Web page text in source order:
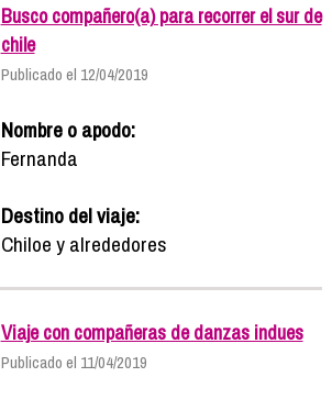
Busco compañero(a) para recorrer el sur de
chile
Publicado el 12/04/2019
Nombre o apodo:
Fernanda
Destino del viaje:
Chiloe y alrededores
Viaje con compañeras de danzas indues
Publicado el 11/04/2019